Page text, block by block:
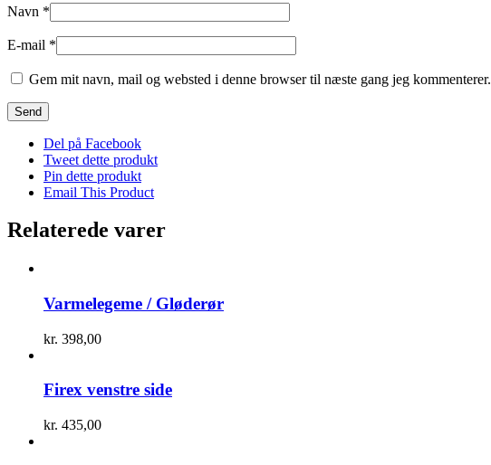
Navn *
E-mail *
Gem mit navn, mail og websted i denne browser til næste gang jeg kommenterer.
Del på Facebook
Tweet dette produkt
Pin dette produkt
Email This Product
Relaterede varer
Varmelegeme / Gløderør
kr. 398,00
Firex venstre side
kr. 435,00